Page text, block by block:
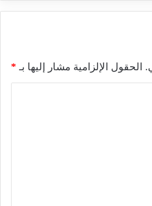
الحقول الإلزامية مشار إليها بـ *